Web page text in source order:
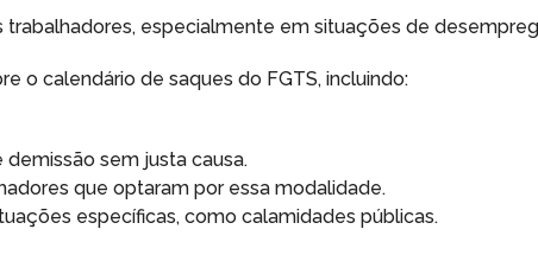
trabalhadores, especialmente em situações de
o calendário de saques do FGTS, incluindo:
demissão sem justa causa.
que optaram por essa modalidade.
específicas, como calamidades públicas.